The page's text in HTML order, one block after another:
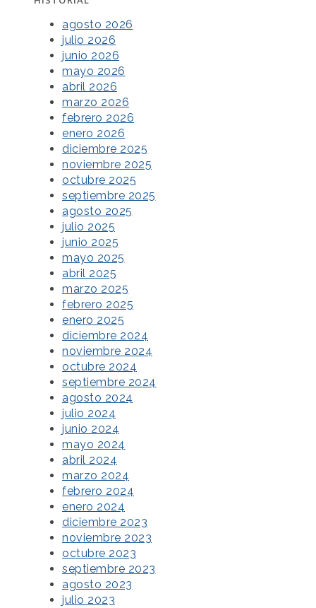
agosto 2026
julio 2026
junio 2026
mayo 2026
abril 2026
marzo 2026
febrero 2026
enero 2026
diciembre 2025
noviembre 2025
octubre 2025
septiembre 2025
agosto 2025
julio 2025
junio 2025
mayo 2025
abril 2025
marzo 2025
febrero 2025
enero 2025
diciembre 2024
noviembre 2024
octubre 2024
septiembre 2024
agosto 2024
julio 2024
junio 2024
mayo 2024
abril 2024
marzo 2024
febrero 2024
enero 2024
diciembre 2023
noviembre 2023
octubre 2023
septiembre 2023
agosto 2023
julio 2023